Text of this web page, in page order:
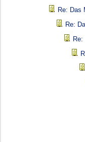
Re: Das
Re: